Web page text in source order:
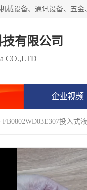
有限公司
CO.,LTD
企业视频
FB0802WD03E307投入式